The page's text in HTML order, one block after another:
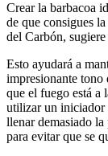
Crear la barbacoa
de que consigues
del Carbón, sugiere
Esto ayudará a
impresionante tono
que el fuego está a
utilizar un iniciador
llenar demasiado
para evitar que se